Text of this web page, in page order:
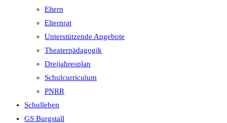
Eltern
Elternrat
Unterstützende Angebote
Theaterpädagogik
Dreijahresplan
Schulcurriculum
PNRR
Schulleben
GS Burgstall